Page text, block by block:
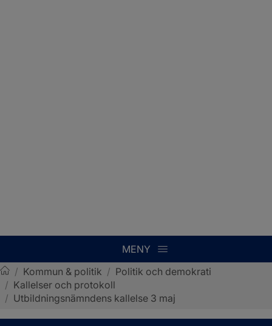
MENY
Sotenäs kommun
/ Kommun & politik / Politik och demokrati
/ Kallelser och protokoll
/ Utbildningsnämndens kallelse 3 maj